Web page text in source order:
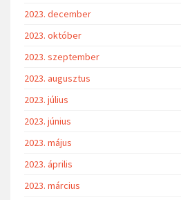
2023. december
2023. október
2023. szeptember
2023. augusztus
2023. július
2023. június
2023. május
2023. április
2023. március